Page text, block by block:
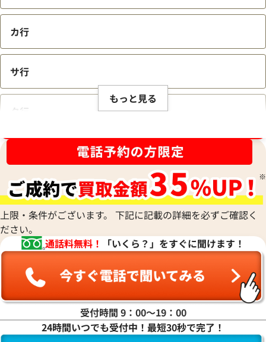
カ行
サ行
タ行
ハ行
マ行
ヤ行
もっと見る
上限・条件がございます。 下記に記載の詳細を必ずご確認く
ださい。
通話料無料！
「いくら？」をすぐに聞けます！
受付時間 9：00〜19：00
24時間いつでも受付中！最短30秒で完了！